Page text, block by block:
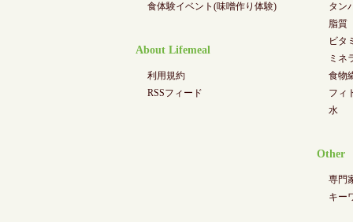
食体験イベント(味噌作り体験)
About Lifemeal
利用規約
RSSフィード
タン
脂質
ビタ
ミネ
食物
フィ
水
Other
専門
キー